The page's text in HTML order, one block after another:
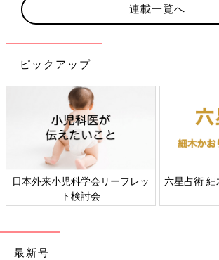
連載一覧へ
ピックアップ
さんの人生
すべての赤ちゃんや家族にとっ
て、よりよい社会・環境となる
ことをめざしてさまざまな課題
最新号